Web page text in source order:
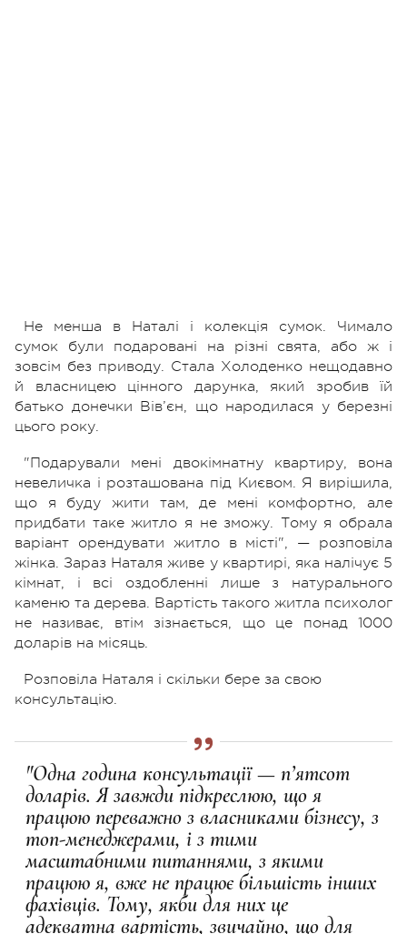
Не менша в Наталі і колекція сумок. Чимало
сумок були подаровані на різні свята, або ж і
зовсім без приводу. Стала Холоденко нещодавно
й власницею цінного дарунка, який зробив їй
батько донечки Вів’єн, що народилася у березні
цього року.
"Подарували мені двокімнатну квартиру, вона
невеличка і розташована під Києвом. Я вирішила,
що я буду жити там, де мені комфортно, але
придбати таке житло я не зможу. Тому я обрала
варіант орендувати житло в місті", — розповіла
жінка. Зараз Наталя живе у квартирі, яка налічує 5
кімнат, і всі оздобленні лише з натурального
каменю та дерева. Вартість такого житла психолог
не називає, втім зізнається, що це понад 1000
доларів на місяць.
Розповіла Наталя і скільки бере за свою
консультацію.
"Одна година консультації — п’ятсот
доларів. Я завжди підкреслюю, що я
працюю переважно з власниками бізнесу, з
топ-менеджерами, і з тими
масштабними питаннями, з якими
працюю я, вже не працює більшість інших
фахівців. Тому, якби для них це
адекватна вартість, звичайно, що для